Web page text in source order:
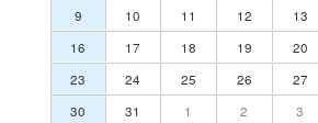
9 10 11 12 13
16
17 18 19 20
23
24 25 26 27
30
31 1 2 3